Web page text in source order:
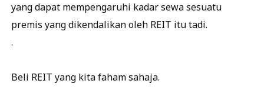
yang dapat mempengaruhi kadar sewa sesuatu
premis yang dikendalikan oleh REIT itu tadi.
.
Beli REIT yang kita faham sahaja.